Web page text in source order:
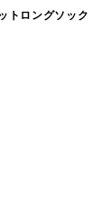
トロングソック